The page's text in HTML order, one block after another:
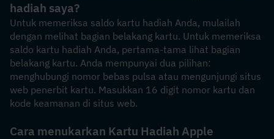
hadiah saya?
Untuk memeriksa saldo kartu hadiah Anda, mulailah
dengan melihat bagian belakang kartu. Untuk memeriksa
saldo kartu hadiah Anda, pertama-tama lihat bagian
belakang kartu. Anda mempunyai dua pilihan:
menghubungi nomor bebas pulsa atau mengunjungi situs
web penerbit kartu. Masukkan 16 digit nomor kartu dan
kode keamanan di situs web.
Cara menukarkan Kartu Hadiah Apple